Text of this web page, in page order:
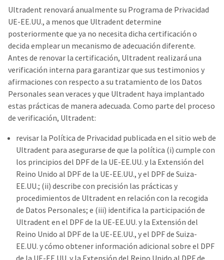
Ultradent renovará anualmente su Programa de Privacidad
UE-EE.UU., a menos que Ultradent determine
posteriormente que ya no necesita dicha certificación o
decida emplear un mecanismo de adecuación diferente.
Antes de renovar la certificación, Ultradent realizará una
verificación interna para garantizar que sus testimonios y
afirmaciones con respecto a su tratamiento de los Datos
Personales sean veraces y que Ultradent haya implantado
estas prácticas de manera adecuada. Como parte del proceso
de verificación, Ultradent:
revisar la Política de Privacidad publicada en el sitio web de
Ultradent para asegurarse de que la política (i) cumple con
los principios del DPF de la UE-EE.UU. y la Extensión del
Reino Unido al DPF de la UE-EE.UU., y el DPF de Suiza-
EE.UU.; (ii) describe con precisión las prácticas y
procedimientos de Ultradent en relación con la recogida
de Datos Personales; e (iii) identifica la participación de
Ultradent en el DPF de la UE-EE.UU. y la Extensión del
Reino Unido al DPF de la UE-EE.UU., y el DPF de Suiza-
EE.UU. y cómo obtener información adicional sobre el DPF
de la UE-EE.UU. y la Extensión del Reino Unido al DPF de